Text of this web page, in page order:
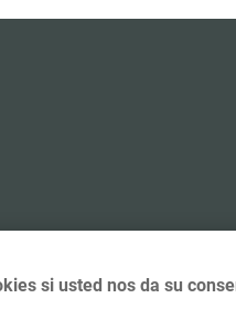
si usted nos da su